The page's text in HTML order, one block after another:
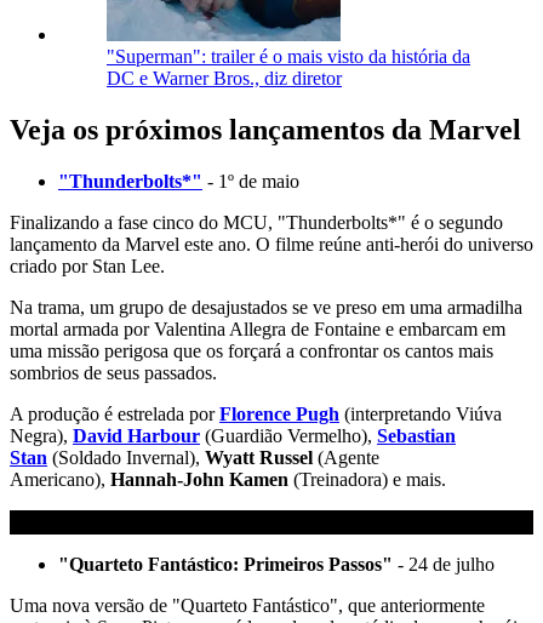
"Superman": trailer é o mais visto da história da
DC e Warner Bros., diz diretor
Veja os próximos lançamentos da Marvel
"Thunderbolts*" - 1º de maio
Finalizando a fase cinco do MCU, "Thunderbolts*" é o segundo
lançamento da Marvel este ano. O filme reúne anti-herói do universo
criado por Stan Lee.
Na trama, um grupo de desajustados se ve preso em uma armadilha
mortal armada por Valentina Allegra de Fontaine e embarcam em
uma missão perigosa que os forçará a confrontar os cantos mais
sombrios de seus passados.
A produção é estrelada porFlorence Pugh (interpretando Viúva
Negra), David Harbour (Guardião Vermelho), Sebastian
Stan (Soldado Invernal), Wyatt Russel (Agente
Americano), Hannah-John Kamen (Treinadora) e mais.
"Quarteto Fantástico: Primeiros Passos" - 24 de julho
Uma nova versão de "Quarteto Fantástico", que anteriormente